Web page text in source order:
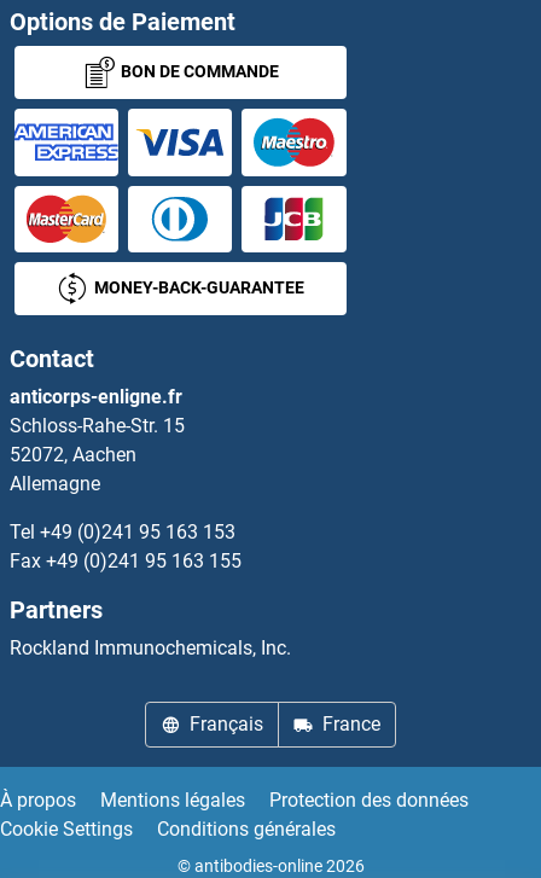
Ionized Calcium-binding Adapter Molecule 2 Kits ELISA
IPMK Kits ELISA
IPP Kits ELISA
IQGAP1 Kits ELISA
IQGAP2 Kits ELISA
IRAK2 Kits ELISA
IRAK3 Kits ELISA
IREB2 Kits ELISA
IRF2BP1 Kits ELISA
IRF2BP2 Kits ELISA
Options de Paiement
BON DE COMMANDE
MONEY-BACK-GUARANTEE
Contact
anticorps-enligne.fr
Schloss-Rahe-Str. 15
52072, Aachen
Allemagne
Tel +49 (0)241 95 163 153
Fax +49 (0)241 95 163 155
Partners
Rockland Immunochemicals, Inc.
Français France
À propos Mentions légales
Protection des données
Cookie Settings
Conditions générales
© antibodies-online 2026